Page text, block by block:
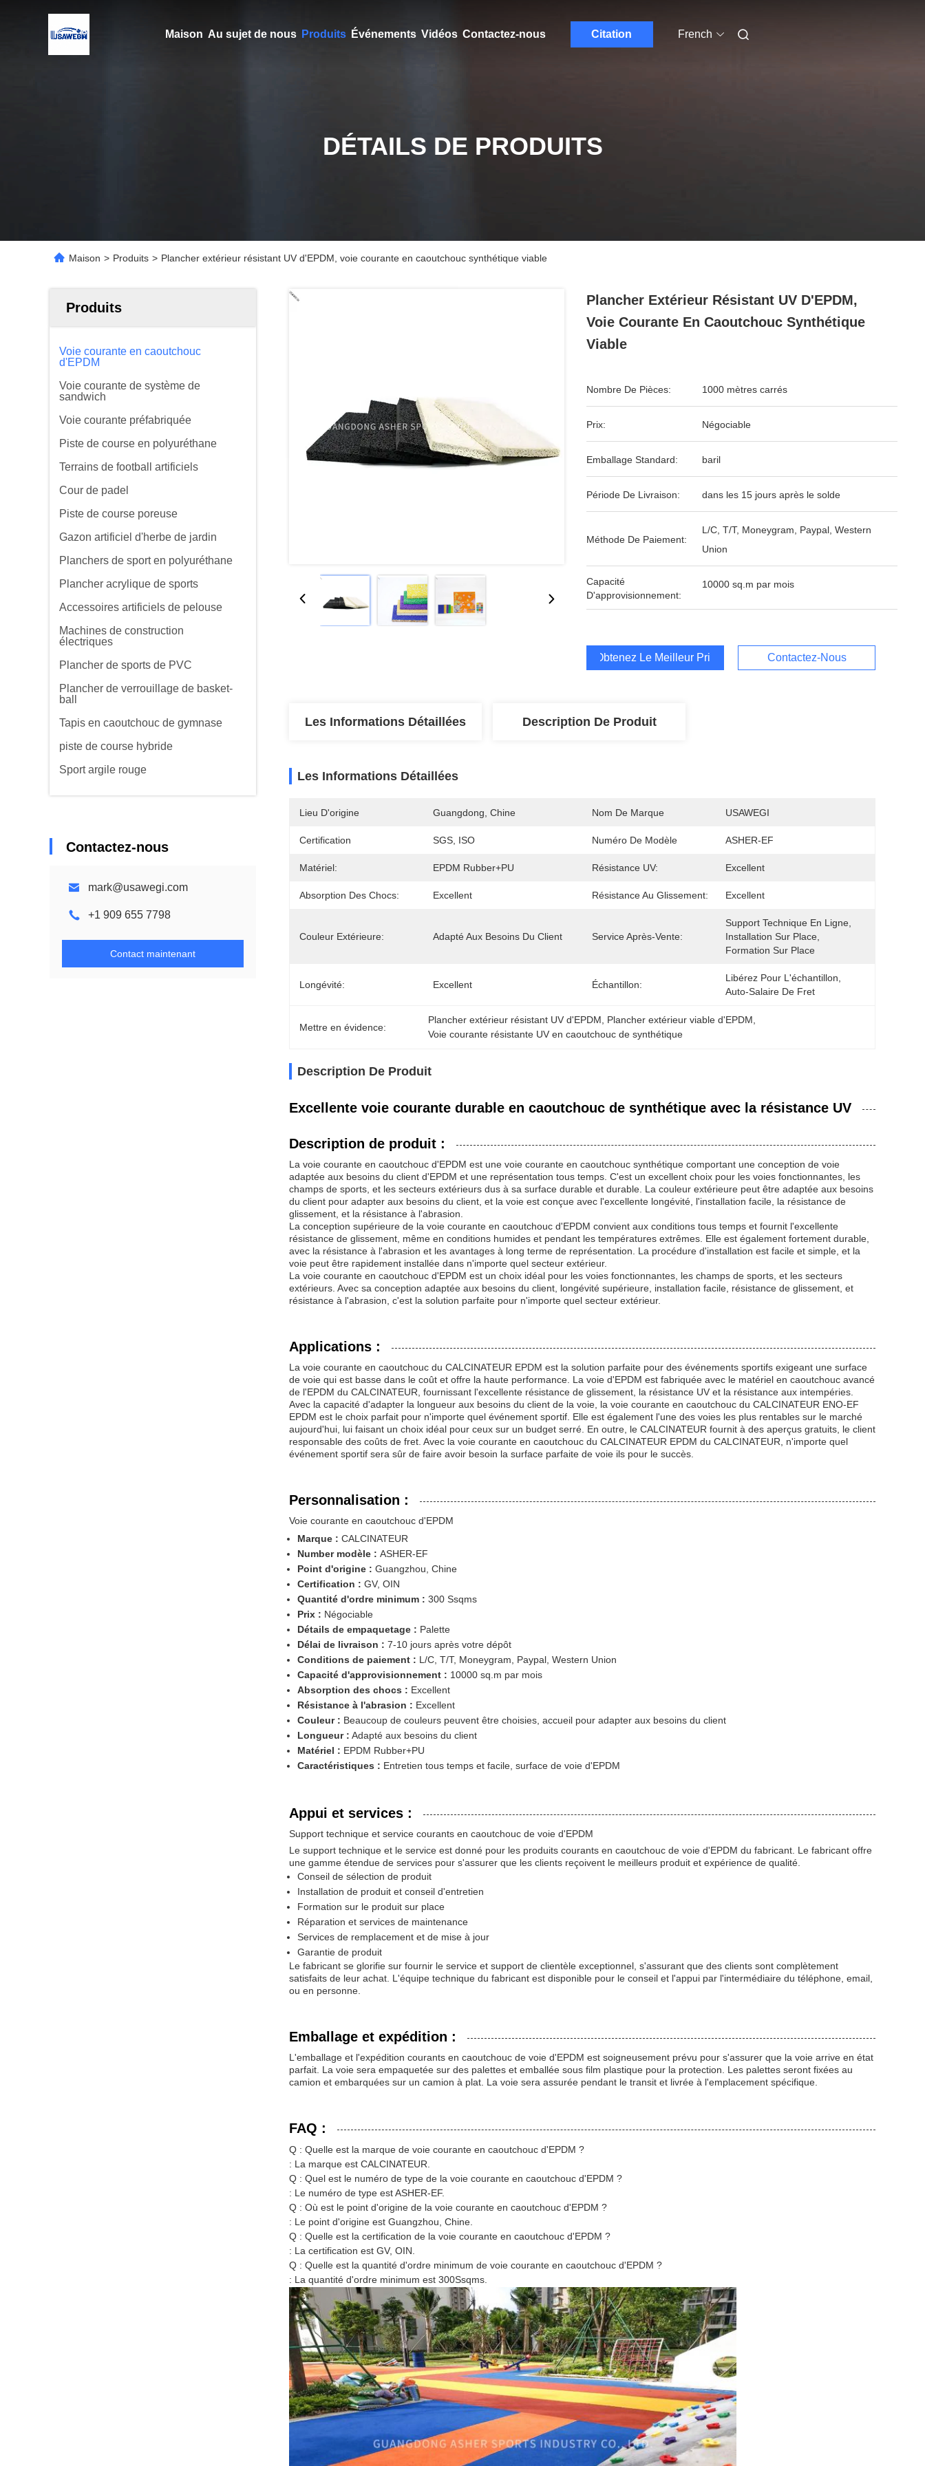
Maison Au sujet de nous Produits Événements Vidéos Contactez-nous Citation French
DÉTAILS DE PRODUITS
Maison > Produits > Plancher extérieur résistant UV d'EPDM, voie courante en caoutchouc synthétique viable
Produits
Voie courante en caoutchouc
d'EPDM
Voie courante de système de
sandwich
Voie courante préfabriquée
Piste de course en polyuréthane
Terrains de football artificiels
Cour de padel
Piste de course poreuse
Gazon artificiel d'herbe de jardin
Planchers de sport en polyuréthane
Plancher acrylique de sports
Accessoires artificiels de pelouse
Machines de construction
électriques
Plancher de sports de PVC
Plancher de verrouillage de basket-
ball
Tapis en caoutchouc de gymnase
piste de course hybride
Sport argile rouge
Contactez-nous
mark@usawegi.com
+1 909 655 7798
Contact maintenant
Plancher Extérieur Résistant UV D'EPDM,
Voie Courante En Caoutchouc Synthétique
Viable
Nombre De Pièces: 1000 mètres carrés
Prix: Négociable
Emballage Standard: baril
Période De Livraison: dans les 15 jours après le solde
Méthode De Paiement:
L/C, T/T, Moneygram, Paypal, Western
Union
Capacité
D'approvisionnement:
10000 sq.m par mois
Obtenez Le Meilleur Prix Contactez-Nous
Les Informations Détaillées Description De Produit
Les Informations Détaillées
Lieu D'origine Guangdong, Chine Nom De Marque USAWEGI
Certification SGS, ISO Numéro De Modèle ASHER-EF
Matériel: EPDM Rubber+PU Résistance UV: Excellent
Absorption Des Chocs: Excellent Résistance Au Glissement: Excellent
Couleur Extérieure: Adapté Aux Besoins Du Client Service Après-Vente:
Support Technique En Ligne,
Installation Sur Place,
Formation Sur Place
Longévité: Excellent Échantillon:
Libérez Pour L'échantillon,
Auto-Salaire De Fret
Mettre en évidence:
Plancher extérieur résistant UV d'EPDM Plancher extérieur viable d'EPDM
Voie courante résistante UV en caoutchouc de synthétique
Description De Produit
Excellente voie courante durable en caoutchouc de synthétique avec la résistance UV
Description de produit :
La voie courante en caoutchouc d'EPDM est une voie courante en caoutchouc synthétique comportant une conception de voie
adaptée aux besoins du client d'EPDM et une représentation tous temps. C'est un excellent choix pour les voies fonctionnantes, les
champs de sports, et les secteurs extérieurs dus à sa surface durable et durable. La couleur extérieure peut être adaptée aux besoins
du client pour adapter aux besoins du client, et la voie est conçue avec l'excellente longévité, l'installation facile, la résistance de
glissement, et la résistance à l'abrasion.
La conception supérieure de la voie courante en caoutchouc d'EPDM convient aux conditions tous temps et fournit l'excellente
résistance de glissement, même en conditions humides et pendant les températures extrêmes. Elle est également fortement durable,
avec la résistance à l'abrasion et les avantages à long terme de représentation. La procédure d'installation est facile et simple, et la
voie peut être rapidement installée dans n'importe quel secteur extérieur.
La voie courante en caoutchouc d'EPDM est un choix idéal pour les voies fonctionnantes, les champs de sports, et les secteurs
extérieurs. Avec sa conception adaptée aux besoins du client, longévité supérieure, installation facile, résistance de glissement, et
résistance à l'abrasion, c'est la solution parfaite pour n'importe quel secteur extérieur.
Applications :
La voie courante en caoutchouc du CALCINATEUR EPDM est la solution parfaite pour des événements sportifs exigeant une surface
de voie qui est basse dans le coût et offre la haute performance. La voie d'EPDM est fabriquée avec le matériel en caoutchouc avancé
de l'EPDM du CALCINATEUR, fournissant l'excellente résistance de glissement, la résistance UV et la résistance aux intempéries.
Avec la capacité d'adapter la longueur aux besoins du client de la voie, la voie courante en caoutchouc du CALCINATEUR ENO-EF
EPDM est le choix parfait pour n'importe quel événement sportif. Elle est également l'une des voies les plus rentables sur le marché
aujourd'hui, lui faisant un choix idéal pour ceux sur un budget serré. En outre, le CALCINATEUR fournit à des aperçus gratuits, le client
responsable des coûts de fret. Avec la voie courante en caoutchouc du CALCINATEUR EPDM du CALCINATEUR, n'importe quel
événement sportif sera sûr de faire avoir besoin la surface parfaite de voie ils pour le succès.
Personnalisation :
Voie courante en caoutchouc d'EPDM
Marque : CALCINATEUR
Number modèle : ASHER-EF
Point d'origine : Guangzhou, Chine
Certification : GV, OIN
Quantité d'ordre minimum : 300 Ssqms
Prix : Négociable
Détails de empaquetage : Palette
Délai de livraison : 7-10 jours après votre dépôt
Conditions de paiement : L/C, T/T, Moneygram, Paypal, Western Union
Capacité d'approvisionnement : 10000 sq.m par mois
Absorption des chocs : Excellent
Résistance à l'abrasion : Excellent
Couleur : Beaucoup de couleurs peuvent être choisies, accueil pour adapter aux besoins du client
Longueur : Adapté aux besoins du client
Matériel : EPDM Rubber+PU
Caractéristiques : Entretien tous temps et facile, surface de voie d'EPDM
Appui et services :
Support technique et service courants en caoutchouc de voie d'EPDM
Le support technique et le service est donné pour les produits courants en caoutchouc de voie d'EPDM du fabricant. Le fabricant offre
une gamme étendue de services pour s'assurer que les clients reçoivent le meilleurs produit et expérience de qualité.
Conseil de sélection de produit
Installation de produit et conseil d'entretien
Formation sur le produit sur place
Réparation et services de maintenance
Services de remplacement et de mise à jour
Garantie de produit
Le fabricant se glorifie sur fournir le service et support de clientèle exceptionnel, s'assurant que des clients sont complètement
satisfaits de leur achat. L'équipe technique du fabricant est disponible pour le conseil et l'appui par l'intermédiaire du téléphone, email,
ou en personne.
Emballage et expédition :
L'emballage et l'expédition courants en caoutchouc de voie d'EPDM est soigneusement prévu pour s'assurer que la voie arrive en état
parfait. La voie sera empaquetée sur des palettes et emballée sous film plastique pour la protection. Les palettes seront fixées au
camion et embarquées sur un camion à plat. La voie sera assurée pendant le transit et livrée à l'emplacement spécifique.
FAQ :
Q : Quelle est la marque de voie courante en caoutchouc d'EPDM ?
: La marque est CALCINATEUR.
Q : Quel est le numéro de type de la voie courante en caoutchouc d'EPDM ?
: Le numéro de type est ASHER-EF.
Q : Où est le point d'origine de la voie courante en caoutchouc d'EPDM ?
: Le point d'origine est Guangzhou, Chine.
Q : Quelle est la certification de la voie courante en caoutchouc d'EPDM ?
: La certification est GV, OIN.
Q : Quelle est la quantité d'ordre minimum de voie courante en caoutchouc d'EPDM ?
: La quantité d'ordre minimum est 300Ssqms.